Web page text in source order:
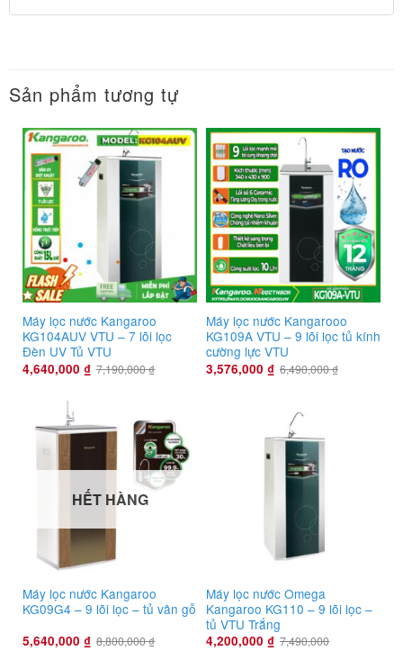
Sản phẩm tương tự
Máy lọc nước Kangaroo
KG104AUV VTU – 7 lõi lọc
Đèn UV Tủ VTU
4,640,000 ₫ 7,190,000₫
Máy lọc nước Kangarooo
KG109A VTU – 9 lõi lọc tủ kính
cường lực VTU
3,576,000 ₫ 6,490,000₫
HẾT HÀNG
Máy lọc nước Kangaroo
KG09G4 – 9 lõi lọc – tủ vân gỗ
5,640,000 ₫ 8,800,000₫
Máy lọc nước Omega
Kangaroo KG110 – 9 lõi lọc –
tủ VTU Trắng
4,200,000 ₫ 7,490,000